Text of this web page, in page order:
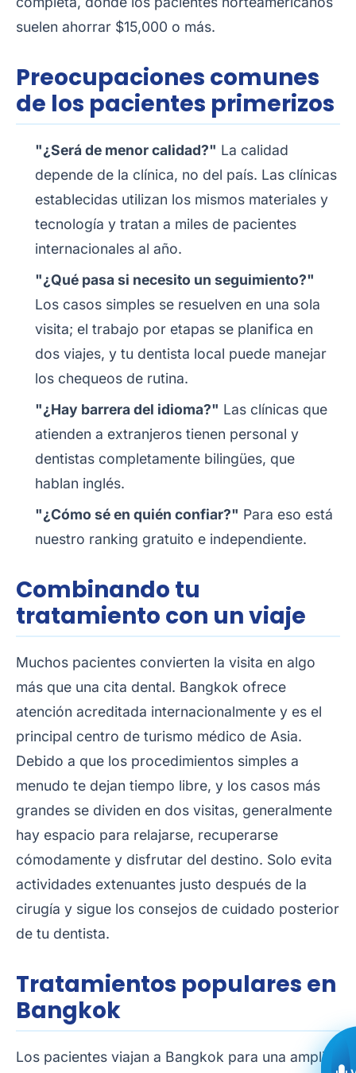
suelen ahorrar $15,000 o más.
Preocupaciones comunes
de los pacientes primerizos
"¿Será de menor calidad?" La calidad
depende de la clínica, no del país. Las clínicas
establecidas utilizan los mismos materiales y
tecnología y tratan a miles de pacientes
internacionales al año.
"¿Qué pasa si necesito un seguimiento?"
Los casos simples se resuelven en una sola
visita; el trabajo por etapas se planifica en
dos viajes, y tu dentista local puede manejar
los chequeos de rutina.
"¿Hay barrera del idioma?" Las clínicas que
atienden a extranjeros tienen personal y
dentistas completamente bilingües, que
hablan inglés.
"¿Cómo sé en quién confiar?" Para eso está
nuestro ranking gratuito e independiente.
Combinando tu
tratamiento con un viaje
Muchos pacientes convierten la visita en algo
más que una cita dental. Bangkok ofrece
atención acreditada internacionalmente y es el
principal centro de turismo médico de Asia.
Debido a que los procedimientos simples a
menudo te dejan tiempo libre, y los casos más
grandes se dividen en dos visitas, generalmente
hay espacio para relajarse, recuperarse
cómodamente y disfrutar del destino. Solo evita
actividades extenuantes justo después de la
cirugía y sigue los consejos de cuidado posterior
de tu dentista.
Tratamientos populares en
Bangkok
Los pacientes viajan a Bangkok para una amplia